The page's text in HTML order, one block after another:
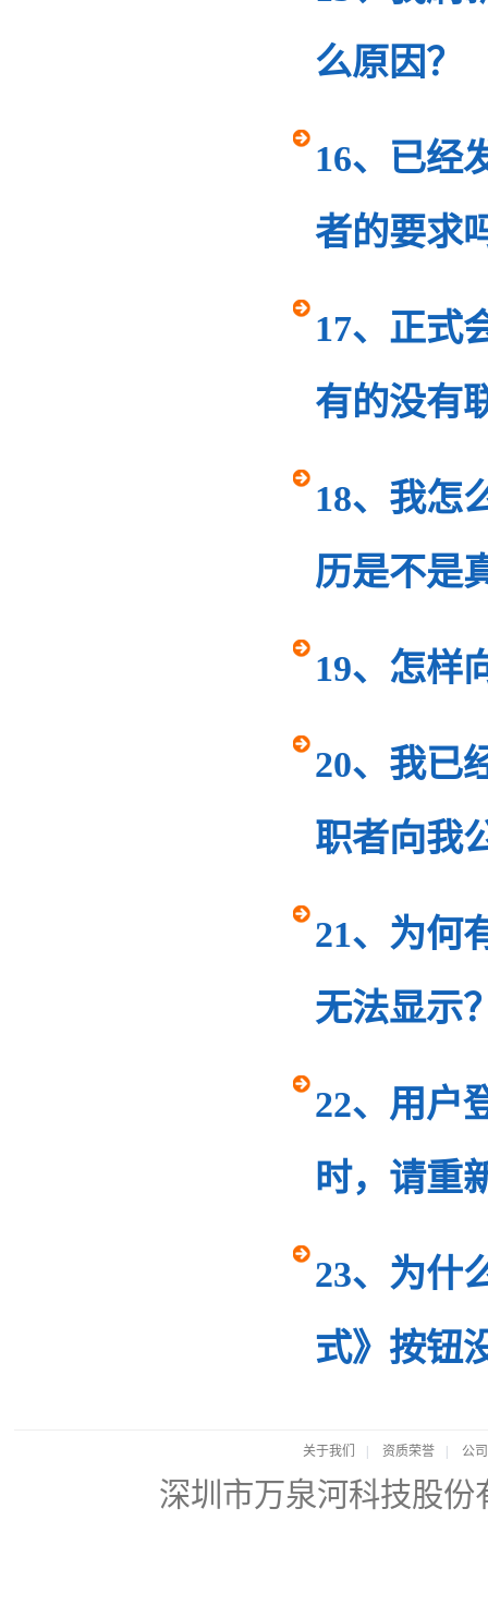
么原因？
16、已经
者的要求
17、正式
有的没有
18、我怎
历是不是
19、怎样
20、我已
职者向我
21、为何
无法显示
22、用户
时，请重
23、为什
式》按钮
关于我们 资质荣誉 公
深圳市万泉河科技股份